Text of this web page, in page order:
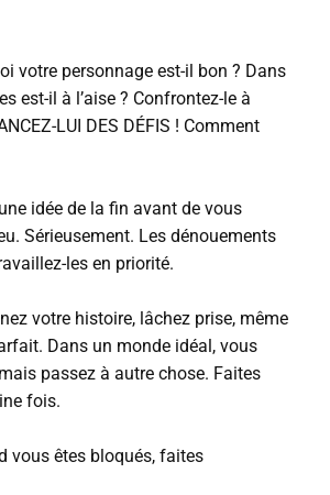
votre personnage est-il bon ? Dans
est-il à l’aise ? Confrontez-le à
LUI DES DÉFIS ! Comment
idée de la fin avant de vous
Sérieusement. Les dénouements
les en priorité.
votre histoire, lâchez prise, même
Dans un monde idéal, vous
passez à autre chose. Faites
fois.
vous êtes bloqués, faites